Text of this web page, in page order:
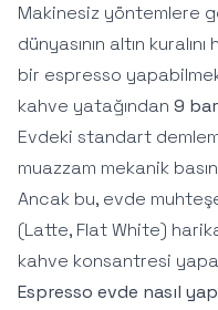
Makinesiz yöntemlere
dünyasının altın
bir espresso yapabilmek
kahve yatağından 9
Evdeki standart
muazzam mekanik
Ancak bu, evde
(Latte, Flat White)
kahve konsantresi
Espresso evde nasıl